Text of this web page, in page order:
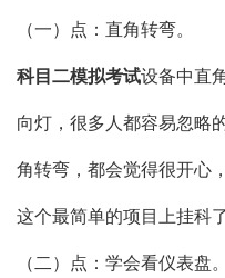
（一）点：直角转弯。
科目二模拟考试设备中直
向灯，很多人都容易忽略
角转弯，都会觉得很开心
这个最简单的项目上挂科了
（二）点：学会看仪表盘。